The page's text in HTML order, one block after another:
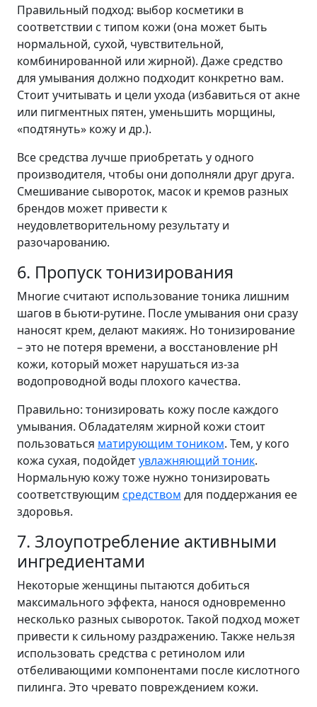
Правильный подход: выбор косметики в
соответствии с типом кожи (она может быть
нормальной, сухой, чувствительной,
комбинированной или жирной). Даже средство
для умывания должно подходит конкретно вам.
Стоит учитывать и цели ухода (избавиться от акне
или пигментных пятен, уменьшить морщины,
«подтянуть» кожу и др.).
Все средства лучше приобретать у одного
производителя, чтобы они дополняли друг друга.
Смешивание сывороток, масок и кремов разных
брендов может привести к
неудовлетворительному результату и
разочарованию.
6. Пропуск тонизирования
Многие считают использование тоника лишним
шагов в бьюти-рутине. После умывания они сразу
наносят крем, делают макияж. Но тонизирование
– это не потеря времени, а восстановление pH
кожи, который может нарушаться из-за
водопроводной воды плохого качества.
Правильно: тонизировать кожу после каждого
умывания. Обладателям жирной кожи стоит
пользоваться матирующим тоником. Тем, у кого
кожа сухая, подойдетувлажняющий тоник.
Нормальную кожу тоже нужно тонизировать
соответствующим средством для поддержания ее
здоровья.
7. Злоупотребление активными
ингредиентами
Некоторые женщины пытаются добиться
максимального эффекта, нанося одновременно
несколько разных сывороток. Такой подход может
привести к сильному раздражению. Также нельзя
использовать средства с ретинолом или
отбеливающими компонентами после кислотного
пилинга. Это чревато повреждением кожи.